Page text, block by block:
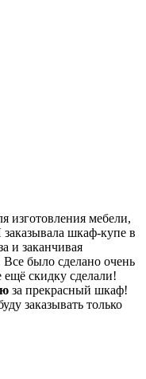
изготовления мебели,
шкаф-купе в
и заканчивая
было сделано очень
скидку сделали!
за прекрасный шкаф!
заказывать только